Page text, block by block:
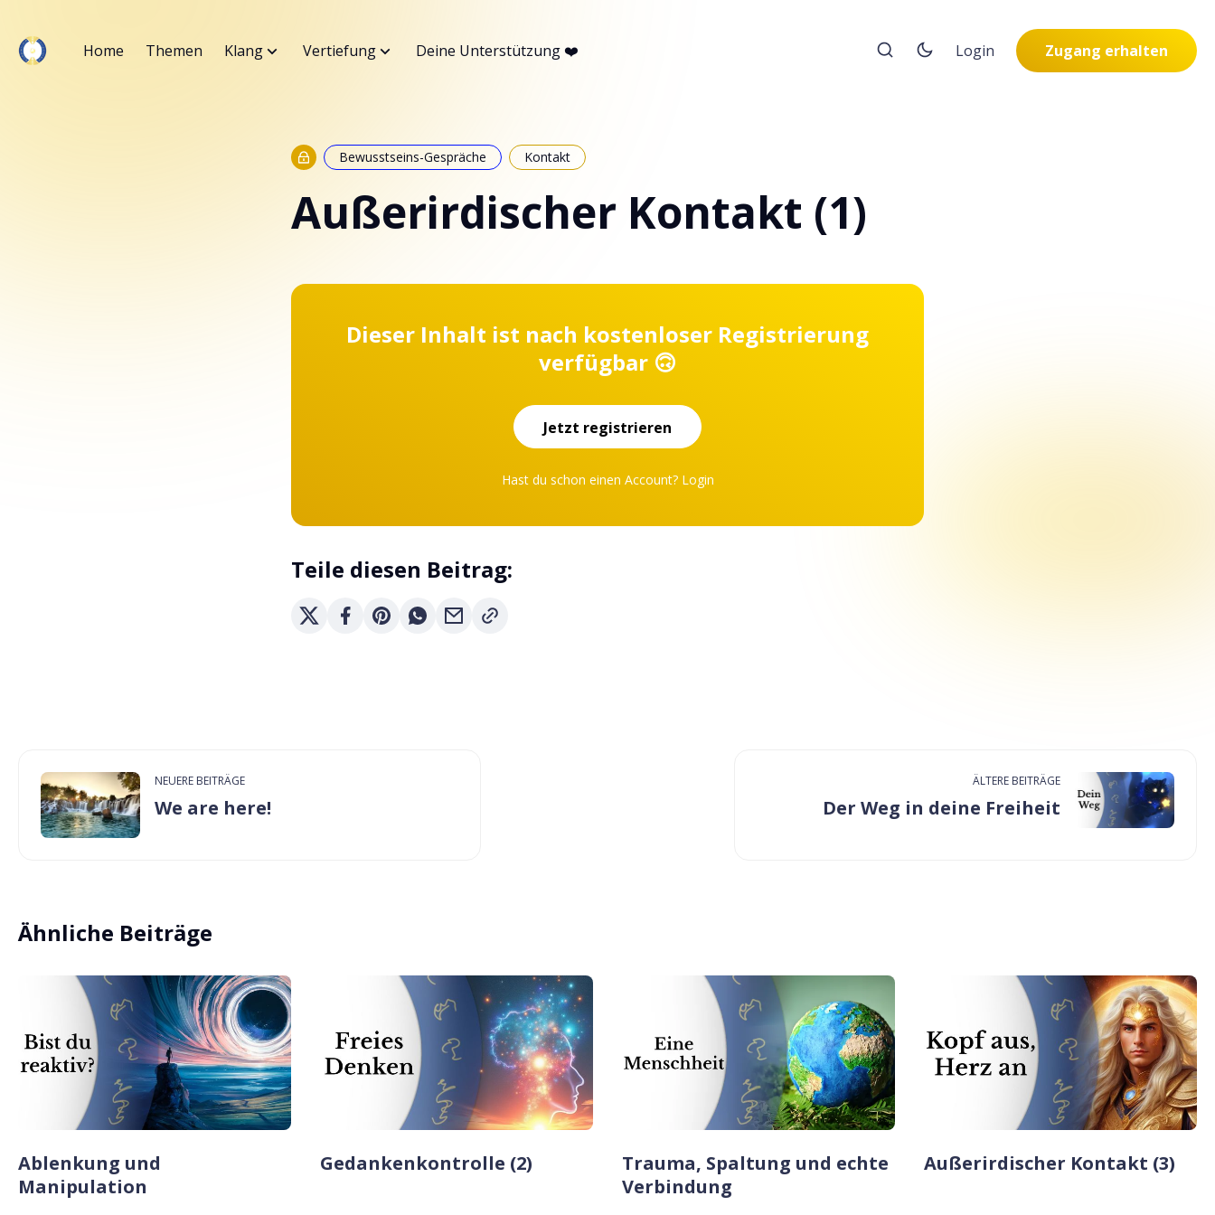
Home Themen Klang Vertiefung Deine Unterstützung ❤️ Login Zugang erhalten
Bewusstseins-Gespräche Kontakt
Außerirdischer Kontakt (1)
Dieser Inhalt ist nach kostenloser Registrierung
verfügbar 🙃
Jetzt registrieren
Hast du schon einen Account? Login
Teile diesen Beitrag:
NEUERE BEITRÄGE
We are here!
ÄLTERE BEITRÄGE
Der Weg in deine Freiheit
Ähnliche Beiträge
Ablenkung und
Manipulation
Gedankenkontrolle (2)
Trauma, Spaltung und echte
Verbindung
Außerirdischer Kontakt (3)